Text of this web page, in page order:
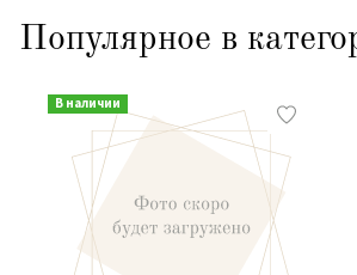
Популярное в
В наличии